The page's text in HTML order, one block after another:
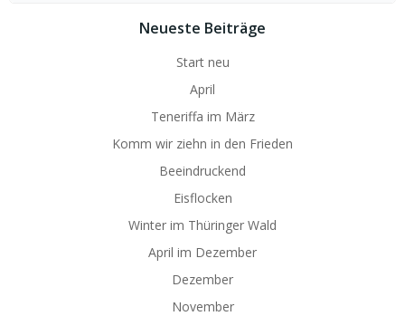
Neueste Beiträge
Start neu
April
Teneriffa im März
Komm wir ziehn in den Frieden
Beeindruckend
Eisflocken
Winter im Thüringer Wald
April im Dezember
Dezember
November